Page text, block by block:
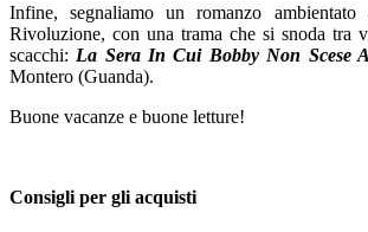
Infine, segnaliamo un romanzo
Rivoluzione, con una trama che si snoda tra
scacchi: La Sera In Cui Bobby Non Scese
Montero (Guanda).
Buone vacanze e buone letture!
Consigli per gli acquisti